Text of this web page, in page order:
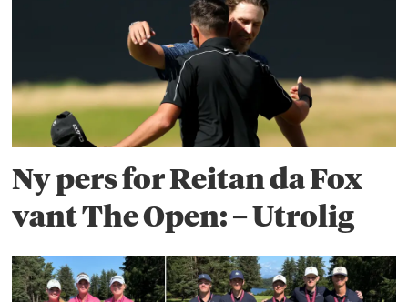
Ny pers for Reitan da Fox
vant The Open: – Utrolig